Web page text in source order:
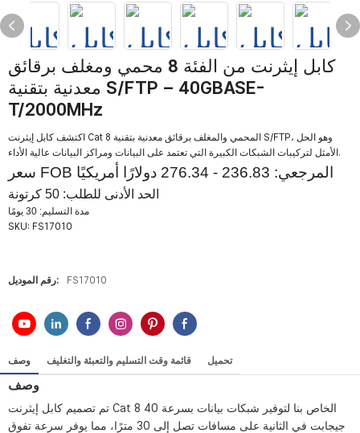
كابل إيثرنت من الفئة 8 محمي ومغلف برقائق
معدنية بتقنية S/FTP – 40GBASE-
T/2000MHz
اكتشف كابل إيثرنت Cat 8 المحمي والمغلف برقائق معدنية بتقنية S/FTP، وهو الحل
الأمثل لتركيبات الشبكات الكبيرة التي تعتمد على البيانات ومراكز البيانات عالية الأداء.
سعر FOB المرجعي: 236.83 - 276.34 دولارًا أمريكيًا
الحد الأدنى للطلب: 50 كرتونة
مدة التسليم: 30 يومًا
SKU: FS17010
رقم الموديل: FS17010
وصف قائمة وقت التسليم والتعبئة والتغليف تحميل
وصف
تم تصميم كابل إيثرنت Cat 8 الخاص بنا لتوفير شبكات بيانات بسرعة 40
جيجابت في الثانية على مسافات تصل إلى 30 مترًا، مما يوفر سرعة تفوق